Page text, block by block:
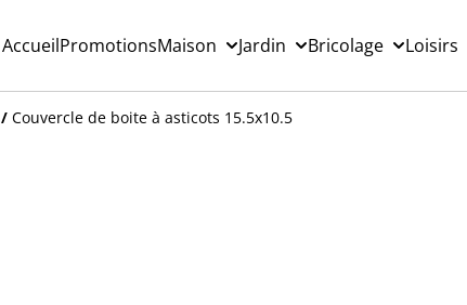
AccueilPromotionsMaison Jardin Bricolage Loisirs
/ Couvercle de boite à asticots 15.5x10.5